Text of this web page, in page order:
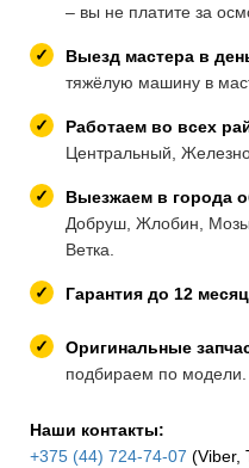
– вы не платите за
Выезд мастера в
тяжёлую машину в
Работаем во всех
Центральный,
Выезжаем в города
Добруш, Жлобин,
Ветка.
Гарантия до 12
Оригинальные
подбираем по модели.
Наши контакты:
+375 (44) 724-74-07 (Viber,